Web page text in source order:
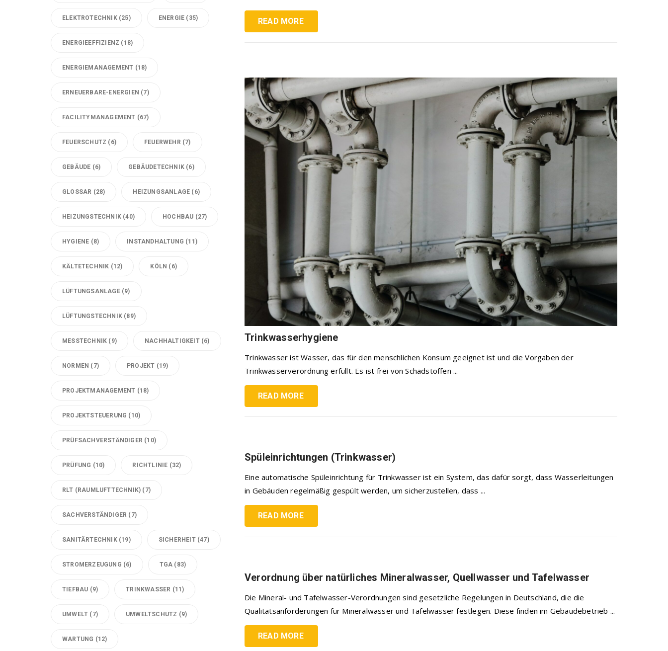
READ MORE
Trinkwasserhygiene
Trinkwasser ist Wasser, das für den menschlichen Konsum geeignet ist und die Vorgaben der
Trinkwasserverordnung erfüllt. Es ist frei von Schadstoffen ...
READ MORE
Spüleinrichtungen (Trinkwasser)
Eine automatische Spüleinrichtung für Trinkwasser ist ein System, das dafür sorgt, dass Wasserleitungen
in Gebäuden regelmäßig gespült werden, um sicherzustellen, dass ...
READ MORE
Verordnung über natürliches Mineralwasser, Quellwasser und Tafelwasser
Die Mineral- und Tafelwasser-Verordnungen sind gesetzliche Regelungen in Deutschland, die die
Qualitätsanforderungen für Mineralwasser und Tafelwasser festlegen. Diese finden im Gebäudebetrieb ...
READ MORE
ELEKTROTECHNIK(25) ENERGIE (35)
ENERGIEEFFIZIENZ (18)
ENERGIEMANAGEMENT (18)
ERNEUERBARE-ENERGIEN (7)
FACILITYMANAGEMENT (67)
FEUERSCHUTZ (6) FEUERWEHR (7)
GEBÄUDE (6) GEBÄUDETECHNIK (6)
GLOSSAR (28) HEIZUNGSANLAGE (6)
HEIZUNGSTECHNIK (40) HOCHBAU (27)
HYGIENE (8) INSTANDHALTUNG (11)
KÄLTETECHNIK (12) KÖLN (6)
LÜFTUNGSANLAGE(9)
LÜFTUNGSTECHNIK (89)
MESSTECHNIK (9) NACHHALTIGKEIT(6)
NORMEN (7) PROJEKT (19)
PROJEKTMANAGEMENT (18)
PROJEKTSTEUERUNG (10)
PRÜFSACHVERSTÄNDIGER (10)
PRÜFUNG (10) RICHTLINIE (32)
RLT (RAUMLUFTTECHNIK) (7)
SACHVERSTÄNDIGER (7)
SANITÄRTECHNIK(19) SICHERHEIT(47)
STROMERZEUGUNG (6) TGA (83)
TIEFBAU (9) TRINKWASSER (11)
UMWELT (7) UMWELTSCHUTZ (9)
WARTUNG (12)